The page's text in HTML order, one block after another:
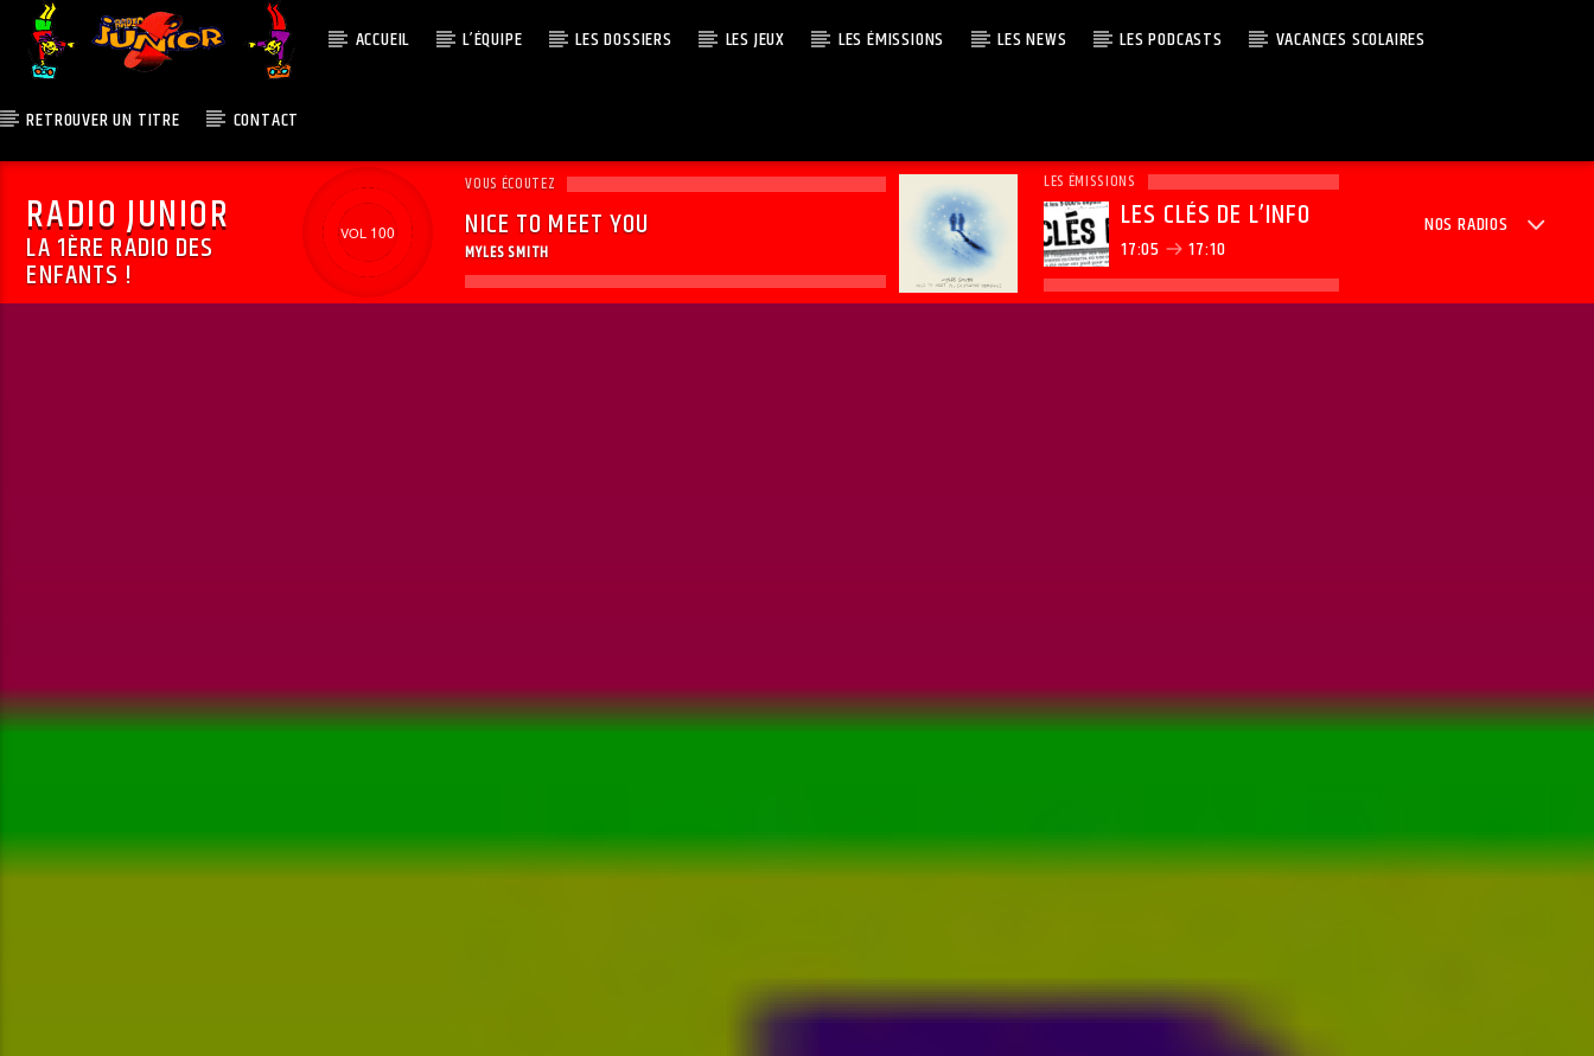
ACCUEIL L’ÉQUIPE LES DOSSIERS LES JEUX LES ÉMISSIONS LES NEWS LES PODCASTS VACANCES SCOLAIRES
RETROUVER UN TITRE CONTACT
RADIO JUNIOR
LA 1ÈRE RADIO DES
ENFANTS !
100
VOUS ÉCOUTEZ
NICE TO MEET YOU
MYLES SMITH
LES ÉMISSIONS
LES CLÉS DE L’INFO
17:05 17:10
NOS RADIOS